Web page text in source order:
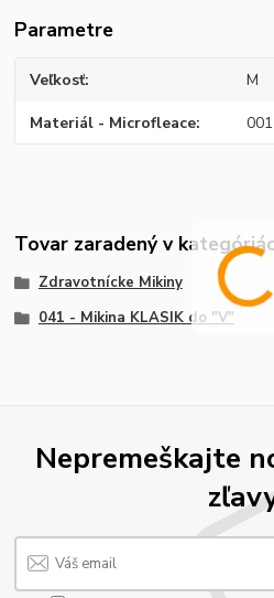
Parametre
Veľkosť M
Materiál - Microfleace
Tovar zaradený v
Zdravotnícke Mikiny
041 - Mikina KLASIK do "V"
Nepremeškajte